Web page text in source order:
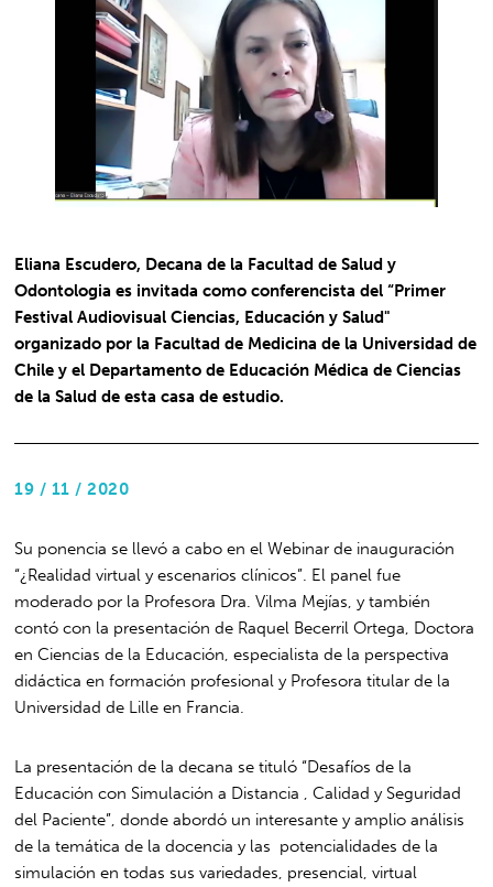
Eliana Escudero, Decana de la Facultad de Salud y
Odontologia es invitada como conferencista del “Primer
Festival Audiovisual Ciencias, Educación y Salud"
organizado por la Facultad de Medicina de la Universidad de
Chile y el Departamento de Educación Médica de Ciencias
de la Salud de esta casa de estudio.
19 / 11 / 2020
Su ponencia se llevó a cabo en el Webinar de inauguración
“¿Realidad virtual y escenarios clínicos”. El panel fue
moderado por la Profesora Dra. Vilma Mejías, y también
contó con la presentación de Raquel Becerril Ortega, Doctora
en Ciencias de la Educación, especialista de la perspectiva
didáctica en formación profesional y Profesora titular de la
Universidad de Lille en Francia.
La presentación de la decana se tituló “Desafíos de la
Educación con Simulación a Distancia , Calidad y Seguridad
del Paciente”, donde abordó un interesante y amplio análisis
de la temática de la docencia y las potencialidades de la
simulación en todas sus variedades, presencial, virtual